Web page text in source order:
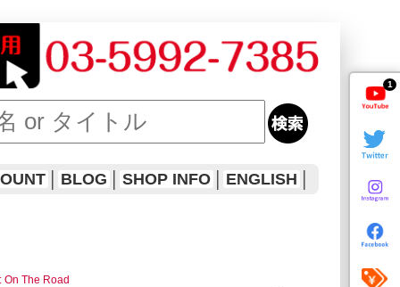
1
BLOG SHOP INFO ENGLISH
On The Road